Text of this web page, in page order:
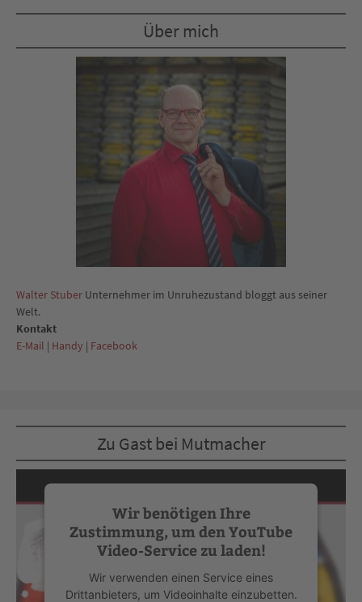
Über mich
Walter Stuber Unternehmer im Unruhezustand bloggt aus seiner
Welt.
Kontakt
E-Mail | Handy | Facebook
Zu Gast bei Mutmacher
Wir benötigen Ihre
Zustimmung, um den YouTube
Video-Service zu laden!
Wir verwenden einen Service eines
Drittanbieters, um Videoinhalte einzubetten.